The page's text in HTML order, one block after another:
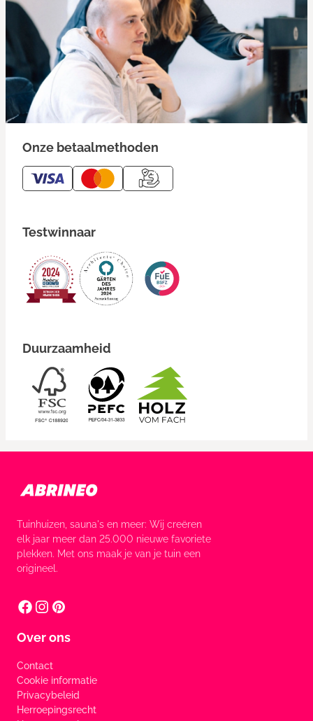
Onze betaalmethoden
Testwinnaar
Duurzaamheid
Tuinhuizen, sauna's en meer: Wij creëren
elk jaar meer dan 25.000 nieuwe favoriete
plekken. Met ons maak je van je tuin een
origineel.
Over ons
Contact
Cookie informatie
Privacybeleid
Herroepingsrecht